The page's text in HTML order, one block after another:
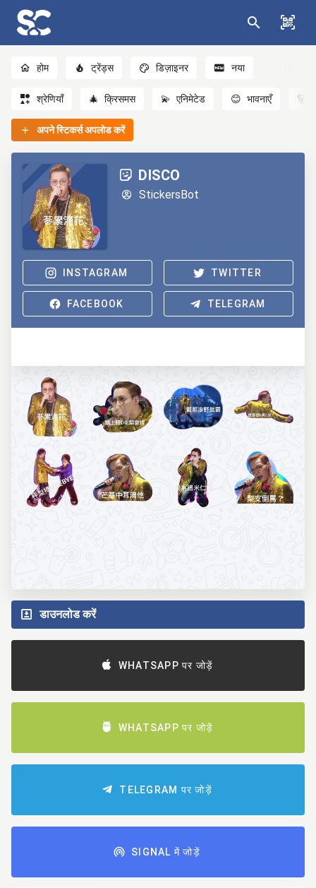
होम ट्रेंड्स डिज़ाइनर नया
श्रेणियाँ 🎄 क्रिसमस 💫 एनिमेटेड 😊 भावनाएँ 🐻
अपने स्टिकर्स अपलोड करें
DISCO
StickersBot
INSTAGRAM TWITTER
FACEBOOK TELEGRAM
डाउनलोड करें
WHATSAPP पर जोड़ें
WHATSAPP पर जोड़ें
TELEGRAM पर जोड़ें
SIGNAL में जोड़ें